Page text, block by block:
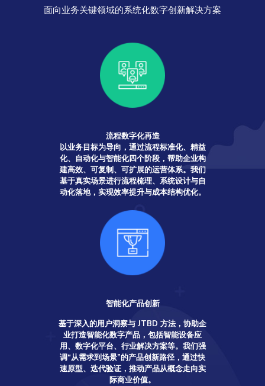
面向业务关键领域的系统化数字创新解决方案
流程数字化再造
以业务目标为导向，通过流程标准化、精益
化、自动化与智能化四个阶段，帮助企业构
建高效、可复制、可扩展的运营体系。我们
基于真实场景进行流程梳理、系统设计与自
动化落地，实现效率提升与成本结构优化。
智能化产品创新
基于深入的用户洞察与 JTBD 方法，协助企
业打造智能化数字产品，包括智能设备应
用、数字化平台、行业解决方案等。我们强
调“从需求到场景”的产品创新路径，通过快
速原型、迭代验证，推动产品从概念走向实
际商业价值。